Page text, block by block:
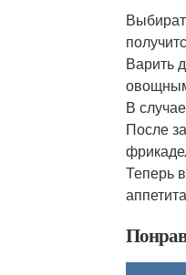
Варить
В
После
Теперь